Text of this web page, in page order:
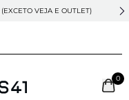
(EXCETO VEJA E OUTLET)
0